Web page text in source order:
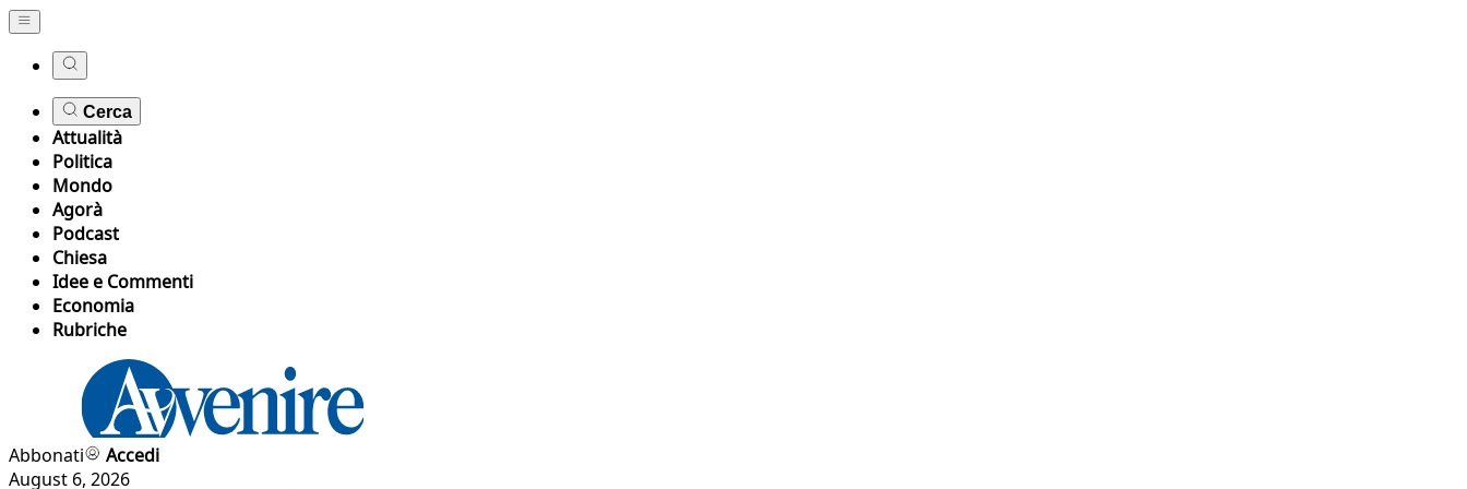
Cerca
Attualità
Politica
Mondo
Agorà
Podcast
Chiesa
Idee e Commenti
Economia
Rubriche
Abbonati
Accedi
August 6, 2026